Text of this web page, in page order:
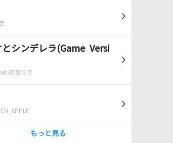
とシンデレラ(Game Versi
初音ミク
APPLE
もっと見る